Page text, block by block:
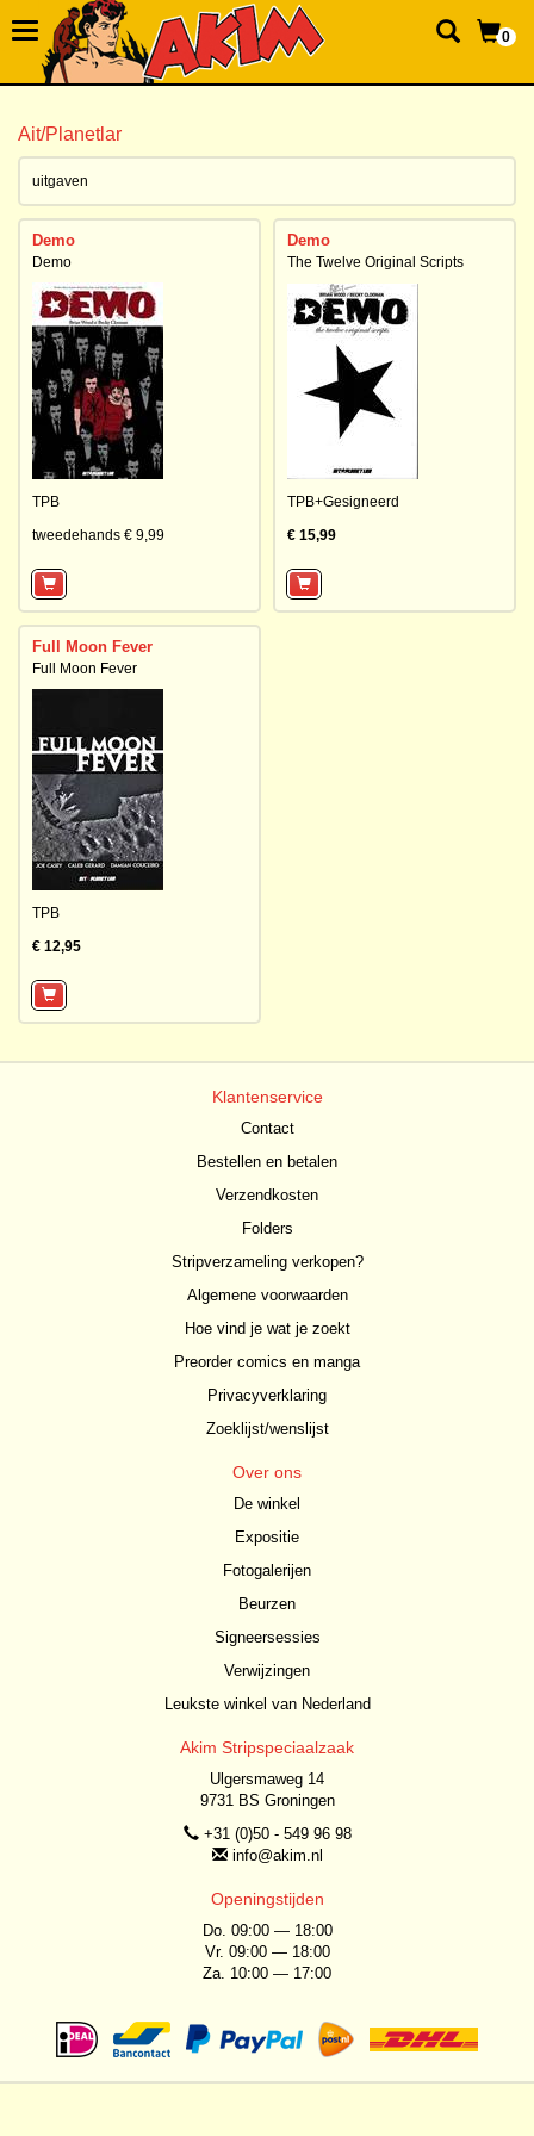
0
Ait/Planetlar
uitgaven
Demo
Demo
TPB
tweedehands € 9,99
Demo
The Twelve Original Scripts
TPB+Gesigneerd
€ 15,99
Full Moon Fever
Full Moon Fever
TPB
€ 12,95
Klantenservice
Contact
Bestellen en betalen
Verzendkosten
Folders
Stripverzameling verkopen?
Algemene voorwaarden
Hoe vind je wat je zoekt
Preorder comics en manga
Privacyverklaring
Zoeklijst/wenslijst
Over ons
De winkel
Expositie
Fotogalerijen
Beurzen
Signeersessies
Verwijzingen
Leukste winkel van Nederland
Akim Stripspeciaalzaak
Ulgersmaweg 14
9731 BS Groningen
+31 (0)50 - 549 96 98
info@akim.nl
Openingstijden
Do. 09:00 — 18:00
Vr. 09:00 — 18:00
Za. 10:00 — 17:00